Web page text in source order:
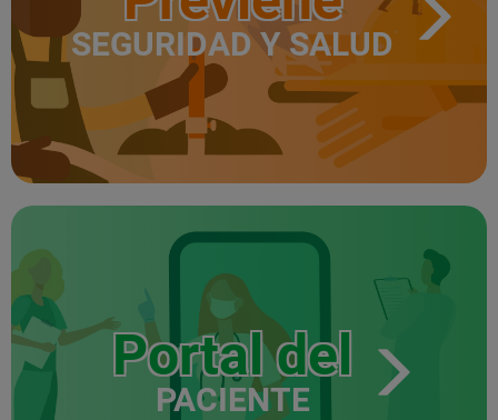
SEGURIDAD Y SALUD
Portal del
PACIENTE